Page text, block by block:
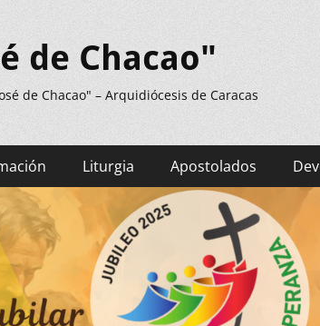
de Chacao"
de Chacao" – Arquidiócesis de Caracas
Liturgia Apostolados